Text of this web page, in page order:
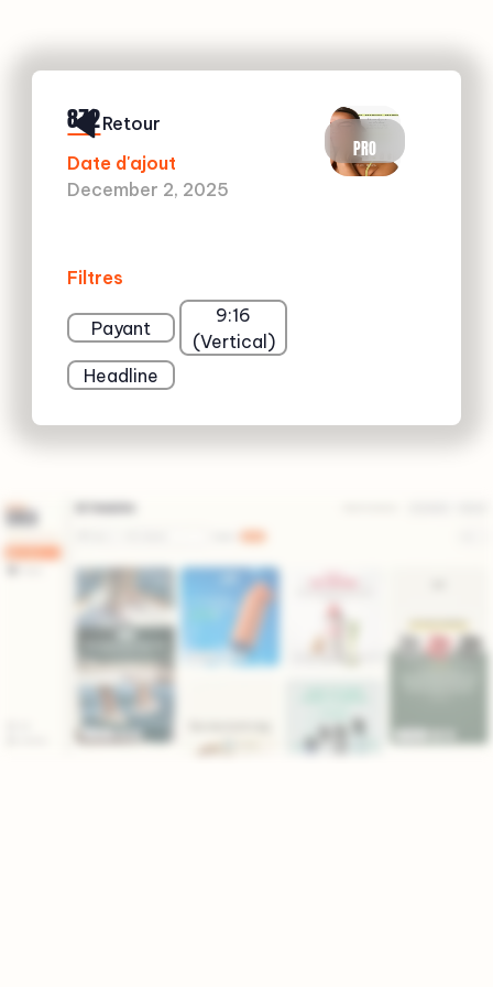
872
Date d'ajout
December 2, 2025
Filtres
Payant
9:16
(Vertical)
Headline
PRO
Retour